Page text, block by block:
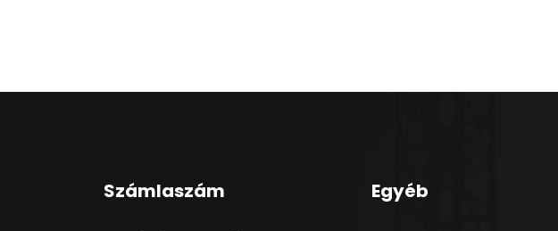
Számlaszám Egyéb